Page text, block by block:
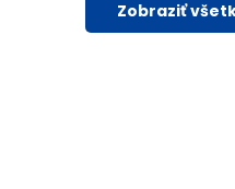
Zobraziť